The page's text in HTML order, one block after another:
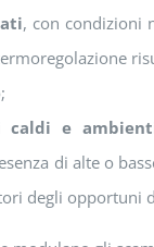
, con condizioni
caldi e
di alte o
degli opportuni